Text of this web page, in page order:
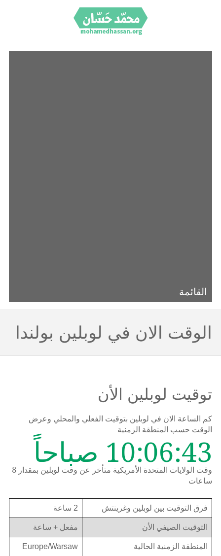
القائمة
الوقت الان في لوبلين بولندا
توقيت لوبلين الأن
كم الساعة الان في لوبلين بتوقيت الفعلي والمحلي وعرض
الوقت حسب المنطقة الزمنية
10:06:43 صباحاً
وقت الولايات المتحدة الأمريكية متأخر عن وقت لوبلين بمقدار 8
ساعات
فرق التوقيت بين لوبلين وغرينتش 2 ساعة
التوقيت الصيفي الأن مفعل + ساعة
المنطقة الزمنية الحالية Europe/Warsaw